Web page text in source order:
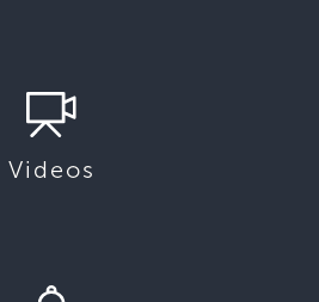
Videos